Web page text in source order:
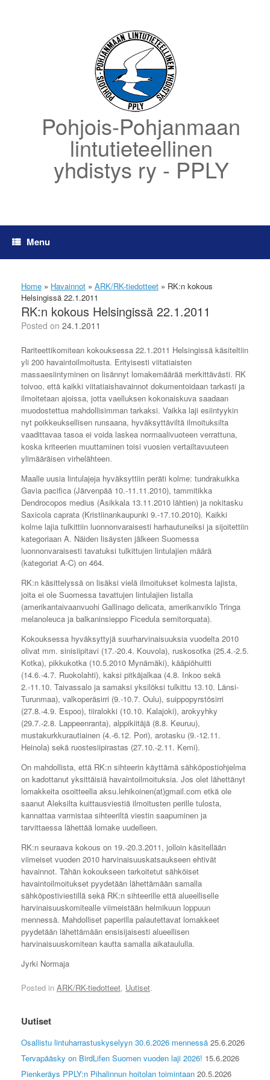
Pohjois-Pohjanmaan
lintutieteellinen
yhdistys ry - PPLY
Menu
Home » Havainnot » ARK/RK-tiedotteet » RK:n kokous
Helsingissä 22.1.2011
RK:n kokous Helsingissä 22.1.2011
Posted on 24.1.2011
Rariteettikomitean kokouksessa 22.1.2011 Helsingissä käsiteltiin
yli 200 havaintoilmoitusta. Erityisesti viitatiaisten
massaesiintyminen on lisännyt lomakemäärää merkittävästi. RK
toivoo, että kaikki viitatiaishavainnot dokumentoidaan tarkasti ja
ilmoitetaan ajoissa, jotta vaelluksen kokonaiskuva saadaan
muodostettua mahdollisimman tarkaksi. Vaikka laji esiintyykin
nyt poikkeuksellisen runsaana, hyväksyttäviltä ilmoituksilta
vaadittavaa tasoa ei voida laskea normaalivuoteen verrattuna,
koska kriteerien muuttaminen toisi vuosien vertailtavuuteen
ylimääräisen virhelähteen.
Maalle uusia lintulajeja hyväksyttiin peräti kolme: tundrakuikka
Gavia pacifica (Järvenpää 10.-11.11.2010), tammitikka
Dendrocopos medius (Asikkala 13.11.2010 lähtien) ja nokitasku
Saxicola caprata (Kristiinankaupunki 9.-17.10.2010). Kaikki
kolme lajia tulkittiin luonnonvaraisesti harhautuneiksi ja sijoitettiin
kategoriaan A. Näiden lisäysten jälkeen Suomessa
luonnonvaraisesti tavatuksi tulkittujen lintulajien määrä
(kategoriat A-C) on 464.
RK:n käsittelyssä on lisäksi vielä ilmoitukset kolmesta lajista,
joita ei ole Suomessa tavattujen lintulajien listalla
(amerikantaivaanvuohi Gallinago delicata, amerikanviklo Tringa
melanoleuca ja balkaninsieppo Ficedula semitorquata).
Kokouksessa hyväksyttyjä suurharvinaisuuksia vuodelta 2010
olivat mm. sinisiipitavi (17.-20.4. Kouvola), ruskosotka (25.4.-2.5.
Kotka), pikkukotka (10.5.2010 Mynämäki), kääpiöhuitti
(14.6.-4.7. Ruokolahti), kaksi pitkäjalkaa (4.8. Inkoo sekä
2.-11.10. Taivassalo ja samaksi yksilöksi tulkittu 13.10. Länsi-
Turunmaa), valkoperäsirri (9.-10.7. Oulu), suippopyrstösirri
(27.8.-4.9. Espoo), tiiralokki (10.10. Kalajoki), arokyyhky
(29.7.-2.8. Lappeenranta), alppikiitäjä (8.8. Keuruu),
mustakurkkurautiainen (4.-6.12. Pori), arotasku (9.-12.11.
Heinola) sekä ruostesiipirastas (27.10.-2.11. Kemi).
On mahdollista, että RK:n sihteerin käyttämä sähköpostiohjelma
on kadottanut yksittäisiä havaintoilmoituksia. Jos olet lähettänyt
lomakkeita osoitteella aksu.lehikoinen(at)gmail.com etkä ole
saanut Aleksilta kuittausviestiä ilmoitusten perille tulosta,
kannattaa varmistaa sihteeriltä viestin saapuminen ja
tarvittaessa lähettää lomake uudelleen.
RK:n seuraava kokous on 19.-20.3.2011, jolloin käsitellään
viimeiset vuoden 2010 harvinaisuuskatsaukseen ehtivät
havainnot. Tähän kokoukseen tarkoitetut sähköiset
havaintoilmoitukset pyydetään lähettämään samalla
sähköpostiviestillä sekä RK:n sihteerille että alueelliselle
harvinaisuuskomitealle viimeistään helmikuun loppuun
mennessä. Mahdolliset paperilla palautettavat lomakkeet
pyydetään lähettämään ensisijaisesti alueellisen
harvinaisuuskomitean kautta samalla aikataululla.
Jyrki Normaja
Posted in ARK/RK-tiedotteet, Uutiset.
Uutiset
Osallistu lintuharrastuskyselyyn 30.6.2026 mennessä 25.6.2026
Tervapääsky on BirdLifen Suomen vuoden laji 2026! 15.6.2026
Pienkeräys PPLY:n Pihalinnun hoitolan toimintaan 20.5.2026